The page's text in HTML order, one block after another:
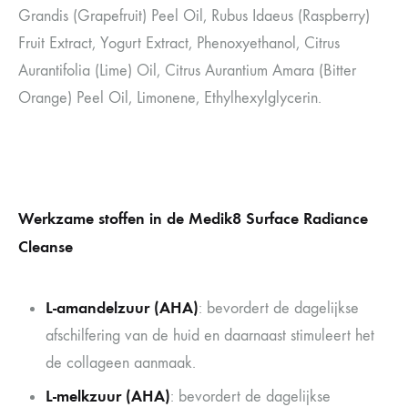
Grandis (Grapefruit) Peel Oil, Rubus Idaeus (Raspberry)
Fruit Extract, Yogurt Extract, Phenoxyethanol, Citrus
Aurantifolia (Lime) Oil, Citrus Aurantium Amara (Bitter
Orange) Peel Oil, Limonene, Ethylhexylglycerin.
Werkzame stoffen in de Medik8 Surface Radiance
Cleanse
L-amandelzuur (AHA): bevordert de dagelijkse
afschilfering van de huid en daarnaast stimuleert het
de collageen aanmaak.
L-melkzuur (AHA): bevordert de dagelijkse